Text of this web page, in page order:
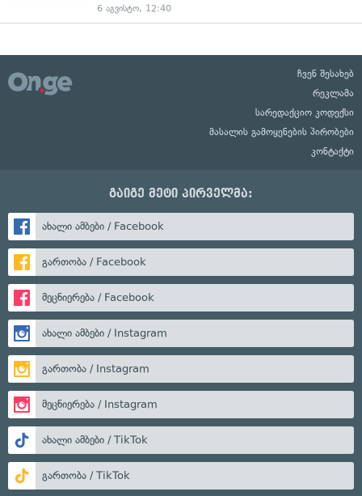
6 აგვისტო, 12:40
ჩვენ შესახებ
რეკლამა
სარედაქციო კოდექსი
მასალის გამოყენების პირობები
კონტაქტი
გაიგე მეტი პირველმა:
ახალი ამბები / Facebook
გართობა / Facebook
მეცნიერება / Facebook
ახალი ამბები / Instagram
გართობა / Instagram
მეცნიერება / Instagram
ახალი ამბები / TikTok
გართობა / TikTok